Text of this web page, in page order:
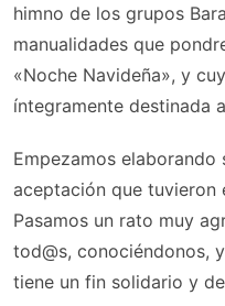
himno de los grupos
manualidades que
«Noche Navideña», y
íntegramente destinada
Empezamos
aceptación que tuvieron
Pasamos un rato muy
tod@s, conociéndonos,
tiene un fin solidario y